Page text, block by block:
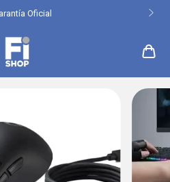
Oficial